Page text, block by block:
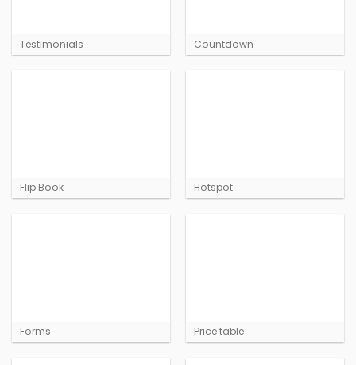
Testimonials Countdown
Flip Book Hotspot
Forms Price table